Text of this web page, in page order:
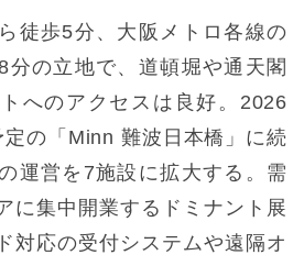
徒歩5分、大阪メトロ各線の
分の立地で、道頓堀や通天閣
へのアクセスは良好。2026
の「Minn 難波日本橋」に続
運営を7施設に拡大する。需
に集中開業するドミナント展
対応の受付システムや遠隔オ